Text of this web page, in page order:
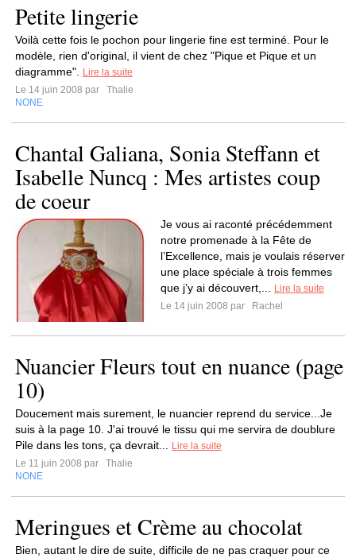
Petite lingerie
Voilà cette fois le pochon pour lingerie fine est terminé. Pour le
modèle, rien d'original, il vient de chez "Pique et Pique et un
diagramme".
Lire la suite
Le 14 juin 2008 par
Thalie
NONE
Chantal Galiana, Sonia Steffann et
Isabelle Nuncq : Mes artistes coup
de coeur
Je vous ai raconté précédemment
notre promenade à la Fête de
l’Excellence, mais je voulais réserver
une place spéciale à trois femmes
que j’y ai découvert,...
Lire la suite
Le 14 juin 2008 par
Rachel
Nuancier Fleurs tout en nuance (page
10)
Doucement mais surement, le nuancier reprend du service...Je
suis à la page 10. J'ai trouvé le tissu qui me servira de doublure
Pile dans les tons, ça devrait...
Lire la suite
Le 11 juin 2008 par
Thalie
NONE
Meringues et Crème au chocolat
Bien, autant le dire de suite, difficile de ne pas craquer pour ce